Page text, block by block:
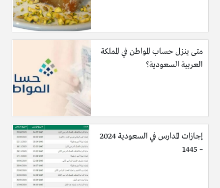
متى ينزل حساب المواطن في المملكة
العربية السعودية؟
إجازات المدارس في السعودية 2024
– 1445